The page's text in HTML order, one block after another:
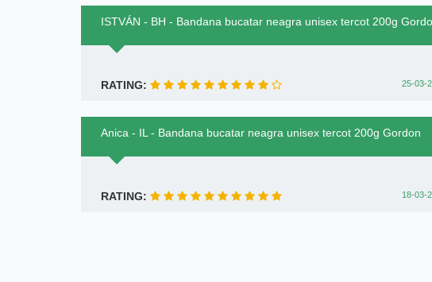
ISTVÁN - BH - Bandana bucatar neagra unisex tercot 200g
RATING: 25-03-
Anica - IL - Bandana bucatar neagra unisex tercot 200g Gordon
RATING: 18-03-